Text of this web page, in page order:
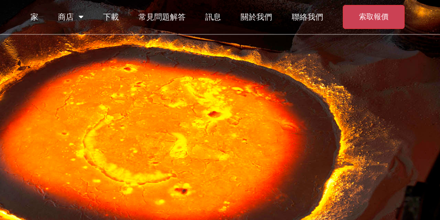
家 商店 下載 常見問題解答 訊息 關於我們 聯絡我們 索取報價